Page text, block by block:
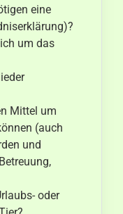
eine
um das
Mittel um
(auch
und
oder